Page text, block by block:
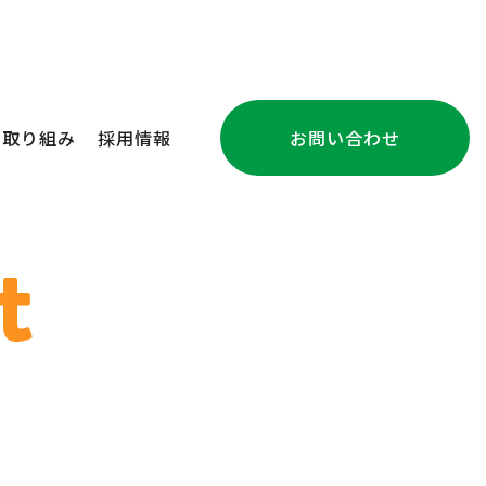
り組み 採用情報 お問い合わせ